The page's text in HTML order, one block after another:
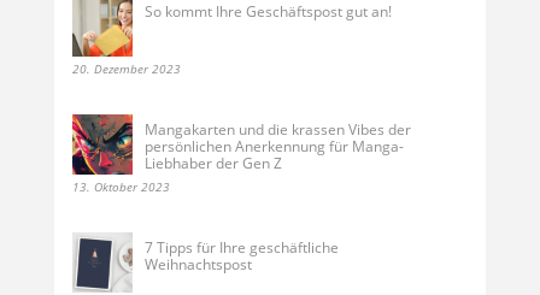
So kommt Ihre Geschäftspost gut an!
20. Dezember 2023
Mangakarten und die krassen Vibes der
persönlichen Anerkennung für Manga-
Liebhaber der Gen Z
13. Oktober 2023
7 Tipps für Ihre geschäftliche
Weihnachtspost